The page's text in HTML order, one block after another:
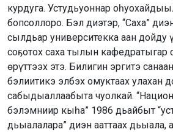
курдуга. Устудьуоннар
бопсоллоро. Бэл диэтэр, “Саха”
сылдьар университекка аан дойду
соҕотох саха тылын
өрүттээх этэ. Билигин эргитэ
бэлиитикэ элбэх омуктаах улахан
сабыдыаллаабыта чуолкай.
бэлэмниир кыһа” 1986 дьайбыт
дьыалалара” диэн ааттаах дьыала,